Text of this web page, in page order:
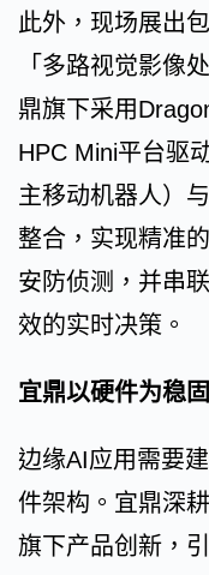
此外，现场展出
「多路视觉影像
鼎旗下采用
HPC Mini平台驱
主移动机器人）
整合，实现精准
安防侦测，并串
效的实时决策。
宜鼎以硬件为稳
边缘AI应用需要
件架构。宜鼎深
旗下产品创新，